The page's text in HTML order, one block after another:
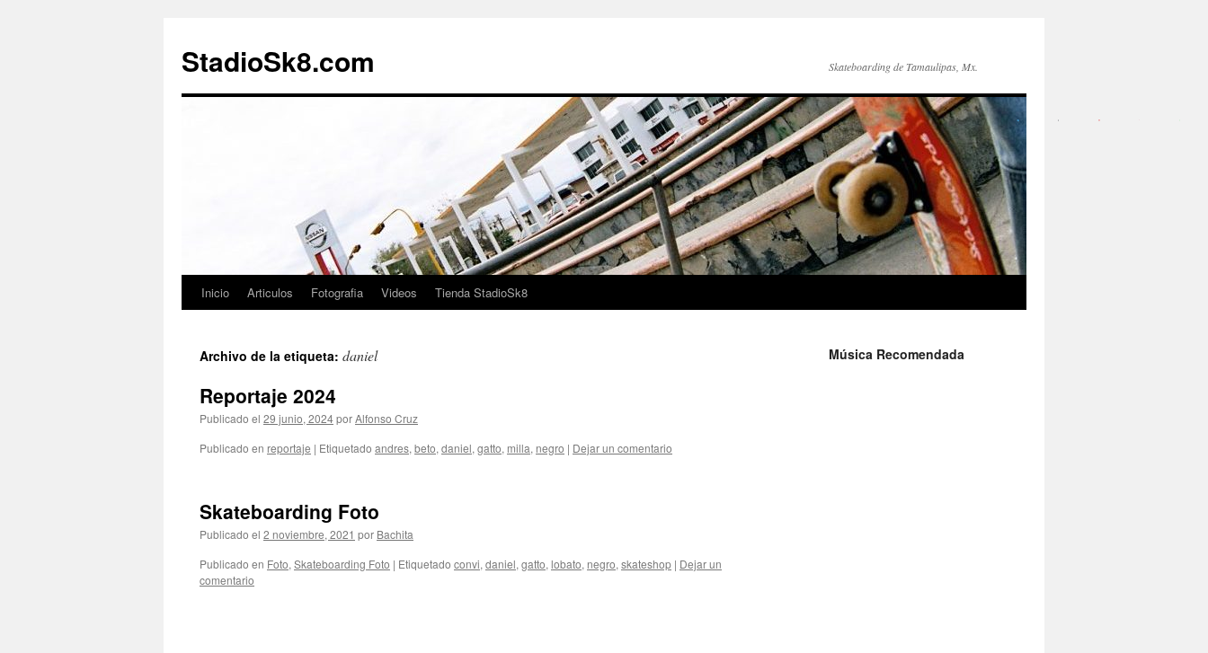
StadioSk8.com Skateboarding de Tamaulipas, Mx.
contenido
Inicio Articulos Fotografia Videos Tienda StadioSk8
Archivo de la etiqueta: daniel
Reportaje 2024
Publicado el 29 junio, 2024porAlfonso Cruz
Publicado en reportaje | Etiquetado andres, beto, daniel, gatto, milla, negro | Dejar un comentario
Skateboarding Foto
Publicado el 2 noviembre, 2021 por Bachita
Publicado en Foto, Skateboarding Foto | Etiquetado convi, daniel, gatto, lobato, negro, skateshop | Dejar un
comentario
Música Recomendada